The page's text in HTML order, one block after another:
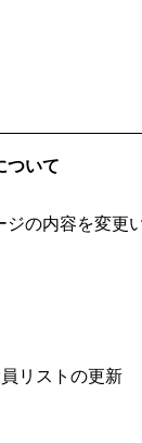
ついて
の内容を変更
ストの更新